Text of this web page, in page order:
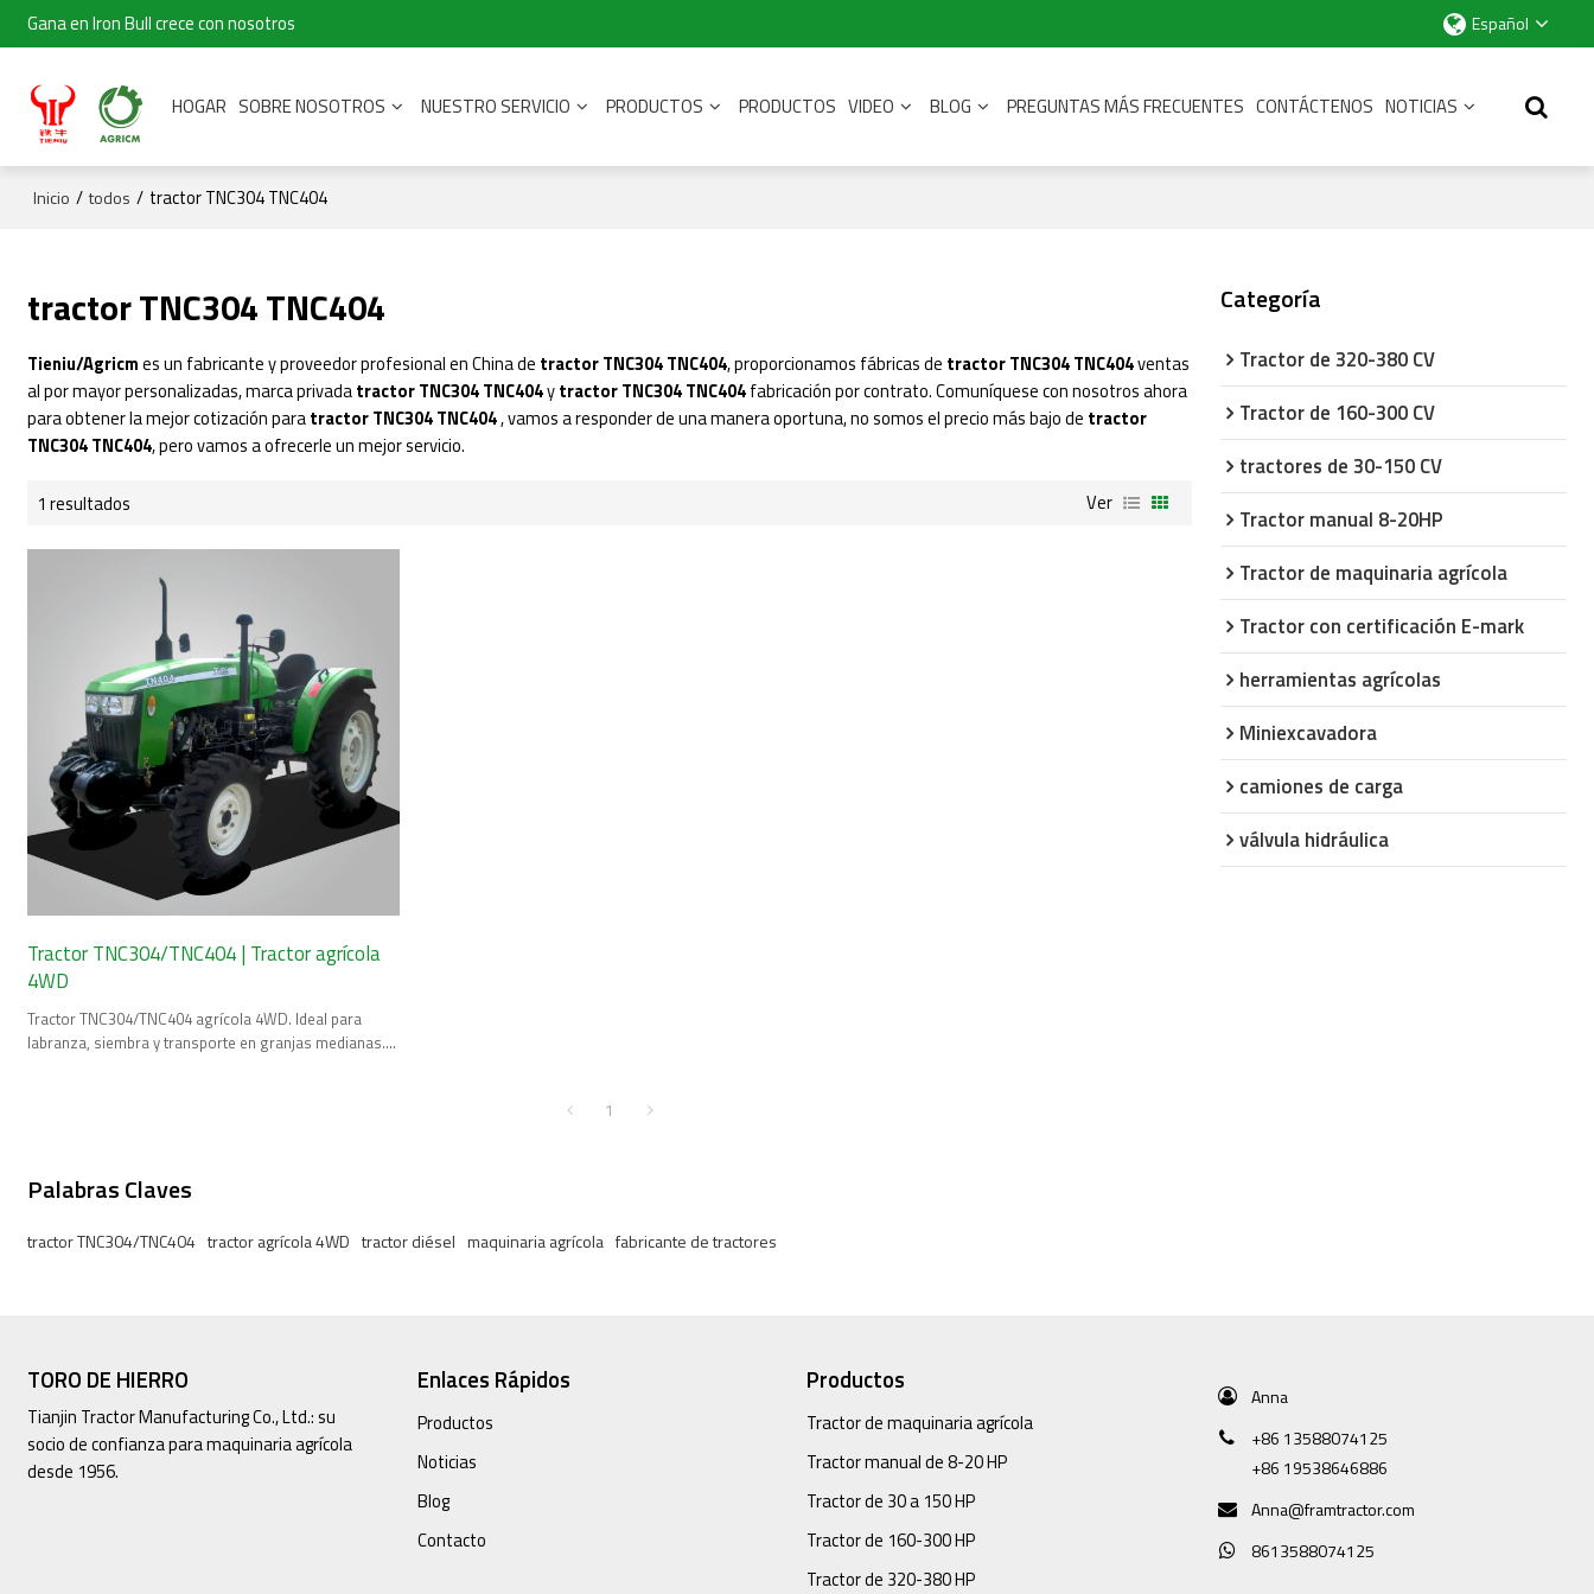
Gana en Iron Bull crece con nosotros Español
HOGAR SOBRE NOSOTROS NUESTRO SERVICIO PRODUCTOS PRODUCTOS VIDEO BLOG PREGUNTAS MÁS FRECUENTES CONTÁCTENOS NOTICIAS
Inicio / todos / tractor TNC304 TNC404
tractor TNC304 TNC404
Tieniu/Agricmes un fabricante y proveedor profesional en China de tractor TNC304 TNC404, proporcionamos fábricas de tractor TNC304 TNC404ventas
al por mayor personalizadas, marca privadatractor TNC304 TNC404ytractor TNC304 TNC404fabricación por contrato. Comuníquese con nosotros ahora
para obtener la mejor cotización paratractor TNC304 TNC404, vamos a responder de una manera oportuna, no somos el precio más bajo de tractor
TNC304 TNC404, pero vamos a ofrecerle un mejor servicio.
1 resultados Ver
Tractor TNC304/TNC404 | Tractor agrícola
4WD
Tractor TNC304/TNC404 agrícola 4WD. Ideal para
labranza, siembra y transporte en granjas medianas.
1
Palabras Claves
tractor TNC304/TNC404 tractor agrícola 4WD tractor diésel maquinaria agrícola fabricante de tractores
Categoría
Tractor de 320-380 CV
Tractor de 160-300 CV
tractores de 30-150 CV
Tractor manual 8-20HP
Tractor de maquinaria agrícola
Tractor con certificación E-mark
herramientas agrícolas
Miniexcavadora
camiones de carga
válvula hidráulica
TORO DE HIERRO
Tianjin Tractor Manufacturing Co., Ltd.: su
socio de confianza para maquinaria agrícola
desde 1956.
Enlaces Rápidos
Productos
Noticias
Blog
Contacto
Productos
Tractor de maquinaria agrícola
Tractor manual de 8-20 HP
Tractor de 30 a 150 HP
Tractor de 160-300 HP
Tractor de 320-380 HP
Anna
+86 13588074125
+86 19538646886
Anna@framtractor.com
8613588074125